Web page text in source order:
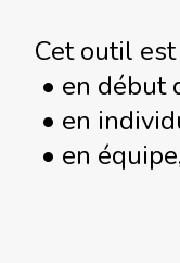
Cet outil
• en début
• en
• en